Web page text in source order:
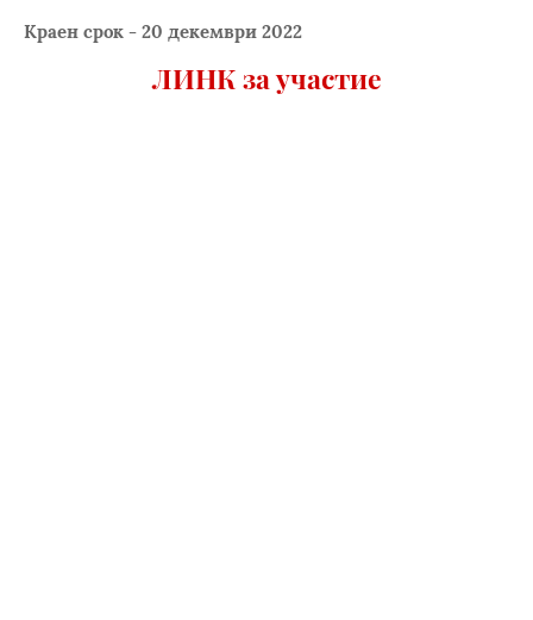
Краен срок - 20 декември 2022
ЛИНК за участие